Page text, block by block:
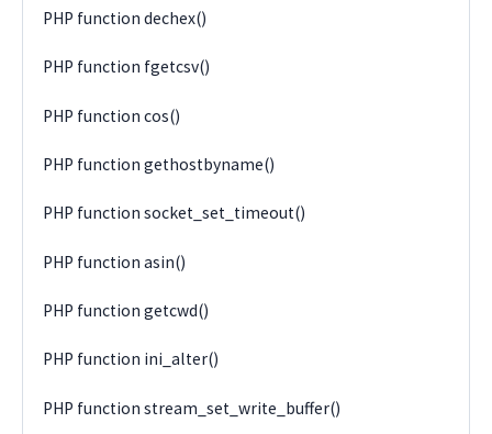
PHP function dechex()
PHP function fgetcsv()
PHP function cos()
PHP function gethostbyname()
PHP function socket_set_timeout()
PHP function asin()
PHP function getcwd()
PHP function ini_alter()
PHP function stream_set_write_buffer()